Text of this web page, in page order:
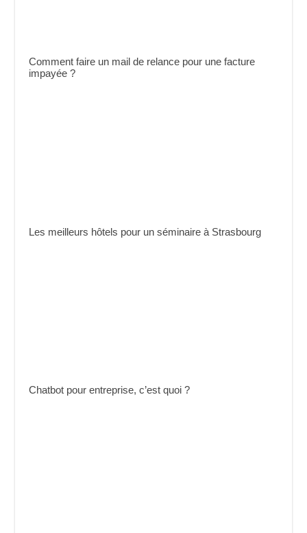
Comment faire un mail de relance pour une facture
impayée ?
Les meilleurs hôtels pour un séminaire à Strasbourg
Chatbot pour entreprise, c’est quoi ?